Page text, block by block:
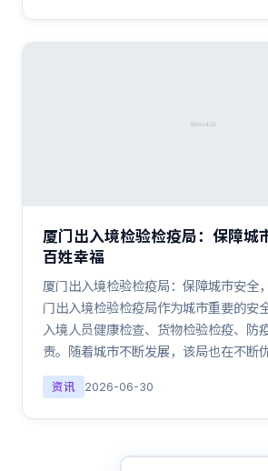
厦门出入境检验检疫局：保障城
百姓幸福
厦门出入境检验检疫局：保障城市安全
门出入境检验检疫局作为城市重要的安
入境人员健康检查、货物检验检疫、防
责。随着城市不断发展，该局也在不断
资讯 2026-06-30